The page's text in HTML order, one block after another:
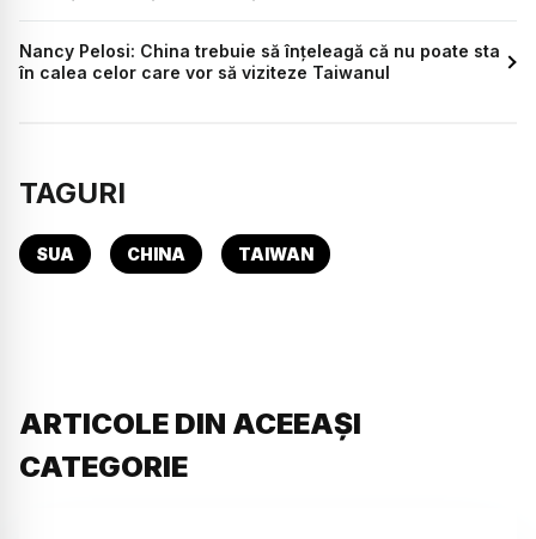
Nancy Pelosi: China trebuie să înțeleagă că nu poate sta
în calea celor care vor să viziteze Taiwanul
TAGURI
SUA CHINA TAIWAN
ARTICOLE DIN ACEEAȘI
CATEGORIE